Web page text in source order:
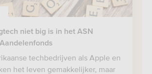
niet big is in het ASN
techbedrijven als Apple en
het leven gemakkelijker, maar